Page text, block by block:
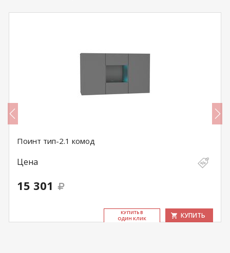
Поинт тип-2.1 комод
Цена
15 301
КУ­ПИТЬ В
ОДИН КЛИК
КУПИТЬ